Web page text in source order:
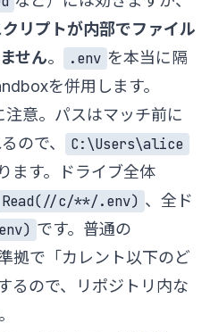
リプトが内部でファイル
せん。 .env を本当に隔
を併用します。
意。パスはマッチ前に
ので、
C:\Users\alice
ます。ドライブ全体
Read(//c/**/.env) 、全ド
です。普通の
拠で「カレント以下のど
るので、リポジトリ内な